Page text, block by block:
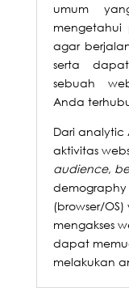
umum
mengetahui
agar
serta
sebuah
Anda
Dari
aktivitas
audience,
(browser/
mengakses
dapat
melakukan